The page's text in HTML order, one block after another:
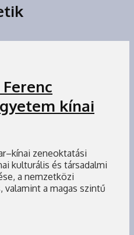
kínai
zeneoktatási
kulturális és társadalmi
a nemzetközi
a magas szintű